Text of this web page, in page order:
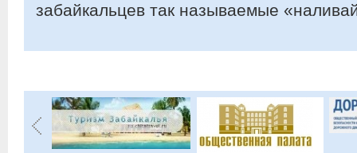
забайкальцев так называемые